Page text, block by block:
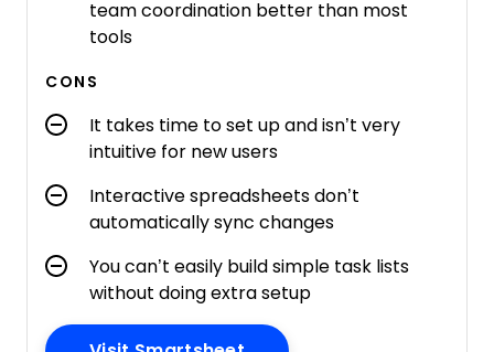
team coordination better than most
tools
CONS
It takes time to set up and isn’t very
intuitive for new users
Interactive spreadsheets don’t
automatically sync changes
You can’t easily build simple task lists
without doing extra setup